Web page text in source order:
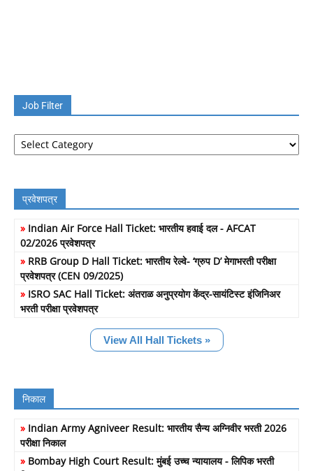
Job Filter
Job
Filter
प्रवेशपत्र
» Indian Air Force Hall Ticket: भारतीय हवाई दल - AFCAT
02/2026 प्रवेशपत्र
» RRB Group D Hall Ticket: भारतीय रेल्वे- ‘ग्रुप D’ मेगाभरती परीक्षा
प्रवेशपत्र (CEN 09/2025)
» ISRO SAC Hall Ticket: अंतराळ अनुप्रयोग केंद्र-सायंटिस्ट इंजिनिअर
भरती परीक्षा प्रवेशपत्र
View All Hall Tickets »
निकाल
» Indian Army Agniveer Result: भारतीय सैन्य अग्निवीर भरती 2026
परीक्षा निकाल
» Bombay High Court Result: मुंबई उच्च न्यायालय - लिपिक भरती